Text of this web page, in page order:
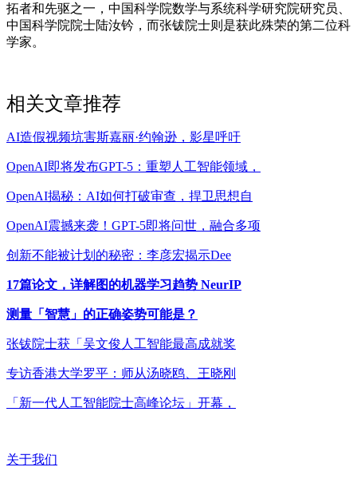
拓者和先驱之一，中国科学院数学与系统科学研究院研究员、
中国科学院院士陆汝钤，而张钹院士则是获此殊荣的第二位科
学家。
相关文章推荐
AI造假视频坑害斯嘉丽·约翰逊，影星呼吁
OpenAI即将发布GPT-5：重塑人工智能领域，
OpenAI揭秘：AI如何打破审查，捍卫思想自
OpenAI震撼来袭！GPT-5即将问世，融合多项
创新不能被计划的秘密：李彦宏揭示Dee
17篇论文，详解图的机器学习趋势 NeurIP
测量「智慧」的正确姿势可能是？
张钹院士获「吴文俊人工智能最高成就奖
专访香港大学罗平：师从汤晓鸥、王晓刚
「新一代人工智能院士高峰论坛」开幕，
关于我们